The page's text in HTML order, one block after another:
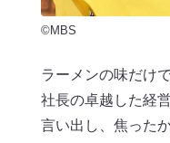
©MBS
ラーメンの味だけ
社長の卓越した経
言い出し、焦った